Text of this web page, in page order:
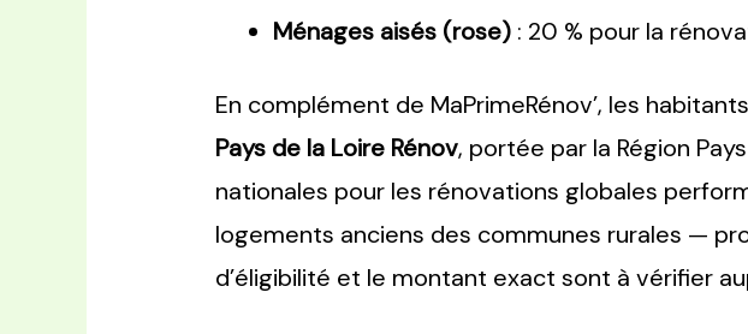
Ménages aisés (rose): 20 % pour la
En complément de MaPrimeRénov’, les
Pays de la Loire Rénov, portée par la Région
nationales pour les rénovations globales
logements anciens des communes rurales —
d’éligibilité et le montant exact sont à vérifier